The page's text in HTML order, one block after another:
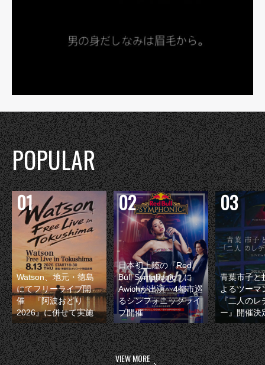
POPULAR
Watson、地元・徳島
にてフリーライブ開
催 『阿波おどり
2026』に併せて実施
日本初上陸の『Red
Bull Symphonic』に
Awichが出演 4都市巡
るシンフォニックライ
ブ開催
青葉市子と
よるツーマ
『二人のレ
ー』開催決
VIEW MORE